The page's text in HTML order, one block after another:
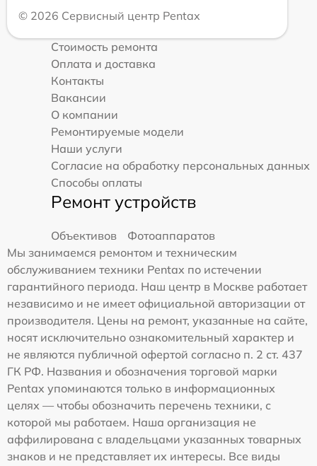
© 2026 Сервисный центр Pentax
Стоимость ремонта
Оплата и доставка
Контакты
Вакансии
О компании
Ремонтируемые модели
Наши услуги
Согласие на обработку персональных данных
Способы оплаты
Ремонт устройств
Объективов
Фотоаппаратов
Мы занимаемся ремонтом и техническим
обслуживанием техники Pentax по истечении
гарантийного периода. Наш центр в Москве работает
независимо и не имеет официальной авторизации от
производителя. Цены на ремонт, указанные на сайте,
носят исключительно ознакомительный характер и
не являются публичной офертой согласно п. 2 ст. 437
ГК РФ. Названия и обозначения торговой марки
Pentax упоминаются только в информационных
целях — чтобы обозначить перечень техники, с
которой мы работаем. Наша организация не
аффилирована с владельцами указанных товарных
знаков и не представляет их интересы. Все виды